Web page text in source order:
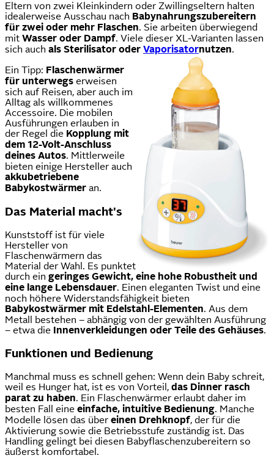
Eltern von zwei Kleinkindern oder Zwillingseltern halten
idealerweise Ausschau nach Babynahrungszubereitern
für zwei oder mehr Flaschen. Sie arbeiten überwiegend
mit Wasser oder Dampf. Viele dieser XL-Varianten lassen
sich auch als Sterilisator oder Vaporisatornutzen.
Ein Tipp: Flaschenwärmer
für unterwegs erweisen
sich auf Reisen, aber auch im
Alltag als willkommenes
Accessoire. Die mobilen
Ausführungen erlauben in
der Regel die Kopplung mit
dem 12-Volt-Anschluss
deines Autos. Mittlerweile
bieten einige Hersteller auch
akkubetriebene
Babykostwärmer an.
Das Material macht's
Kunststoff ist für viele
Hersteller von
Flaschenwärmern das
Material der Wahl. Es punktet
durch ein geringes Gewicht, eine hohe Robustheit und
eine lange Lebensdauer. Einen eleganten Twist und eine
noch höhere Widerstandsfähigkeit bieten
Babykostwärmer mit Edelstahl-Elementen. Aus dem
Metall bestehen – abhängig von der gewählten Ausführung
– etwa die Innenverkleidungen oder Teile des Gehäuses.
Funktionen und Bedienung
Manchmal muss es schnell gehen: Wenn dein Baby schreit,
weil es Hunger hat, ist es von Vorteil, das Dinner rasch
parat zu haben. Ein Flaschenwärmer erlaubt daher im
besten Fall eine einfache, intuitive Bedienung. Manche
Modelle lösen das über einen Drehknopf, der für die
Aktivierung sowie die Betriebsstufe zuständig ist. Das
Handling gelingt bei diesen Babyflaschenzubereitern so
äußerst komfortabel.